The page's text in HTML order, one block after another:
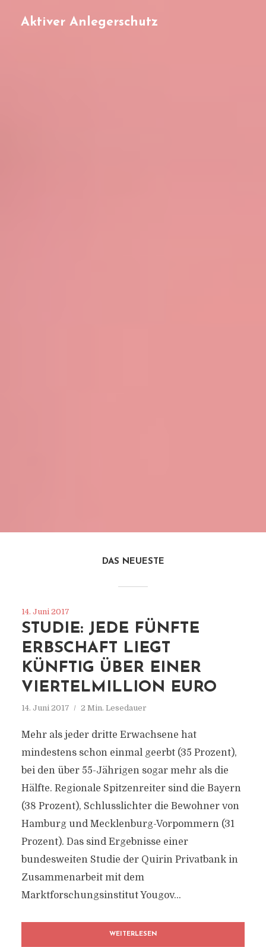
Aktiver Anlegerschutz
DAS NEUESTE
14. Juni 2017
STUDIE: JEDE FÜNFTE
ERBSCHAFT LIEGT
KÜNFTIG ÜBER EINER
VIERTELMILLION EURO
14. Juni 2017 2 Min. Lesedauer
Mehr als jeder dritte Erwachsene hat
mindestens schon einmal geerbt (35 Prozent),
bei den über 55-Jährigen sogar mehr als die
Hälfte. Regionale Spitzenreiter sind die Bayern
(38 Prozent), Schlusslichter die Bewohner von
Hamburg und Mecklenburg-Vorpommern (31
Prozent). Das sind Ergebnisse einer
bundesweiten Studie der Quirin Privatbank in
Zusammenarbeit mit dem
Marktforschungsinstitut Yougov...
WEITERLESEN